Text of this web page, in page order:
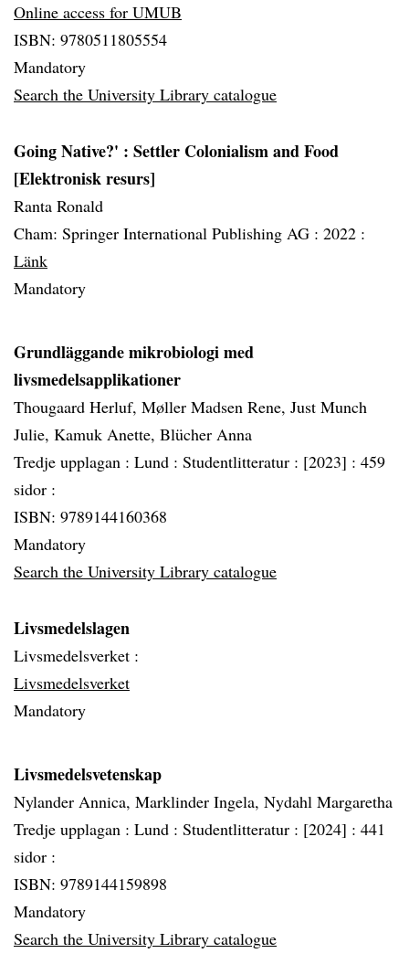
Online access for UMUB
ISBN: 9780511805554
Mandatory
Search the University Library catalogue
Going Native?' : Settler Colonialism and Food
[Elektronisk resurs]
Ranta Ronald
Cham: Springer International Publishing AG : 2022 :
Länk
Mandatory
Grundläggande mikrobiologi med
livsmedelsapplikationer
Thougaard Herluf, Møller Madsen Rene, Just Munch
Julie, Kamuk Anette, Blücher Anna
Tredje upplagan : Lund : Studentlitteratur : [2023] : 459
sidor :
ISBN: 9789144160368
Mandatory
Search the University Library catalogue
Livsmedelslagen
Livsmedelsverket :
Livsmedelsverket
Mandatory
Livsmedelsvetenskap
Nylander Annica, Marklinder Ingela, Nydahl Margaretha
Tredje upplagan : Lund : Studentlitteratur : [2024] : 441
sidor :
ISBN: 9789144159898
Mandatory
Search the University Library catalogue